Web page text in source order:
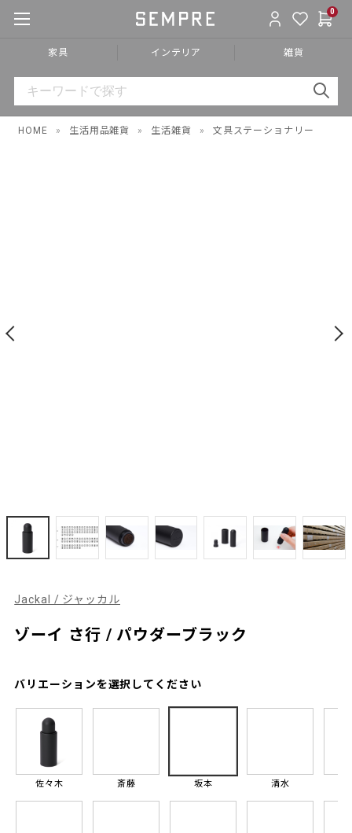
0
家具 インテリア 雑貨
HOME » 生活用品雑貨 » 生活雑貨 » 文具ステーショナリー
Jackal / ジャッカル
ゾーイ さ行 / パウダーブラック
バリエーションを選択してください
佐々木 斎藤 坂本 清水